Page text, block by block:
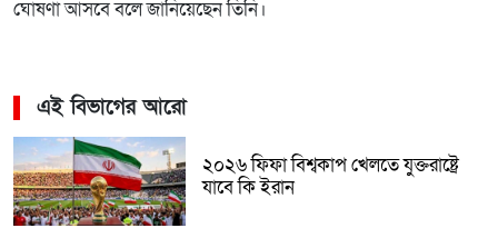
ঘোষণা আসবে বলে জানিয়েছেন তিনি।
এই বিভাগের আরো
২০২৬ ফিফা বিশ্বকাপ খেলতে যুক্তরাষ্ট্রে
যাবে কি ইরান